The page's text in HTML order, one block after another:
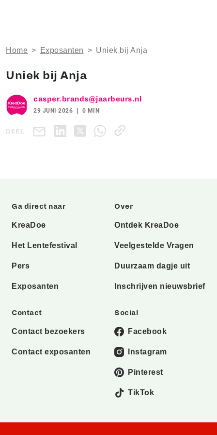
Home > Exposanten > Uniek bij Anja
Uniek bij Anja
casper.brands@jaarbeurs.nl
29 JUNI 2026 0 MIN
DEEL
Ga direct naar
KreaDoe
Het Lentefestival
Pers
Exposanten
Over
Ontdek KreaDoe
Veelgestelde Vragen
Duurzaam dagje uit
Inschrijven nieuwsbrief
Contact
Contact bezoekers
Contact exposanten
Social
Facebook
Instagram
Pinterest
TikTok